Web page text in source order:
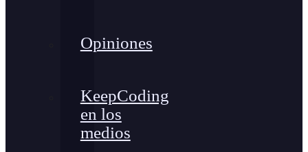
Opiniones
KeepCoding
en los
medios